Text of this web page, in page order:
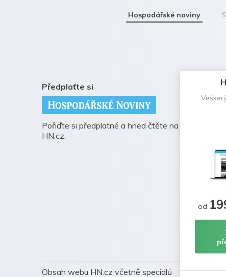
Hospodářské noviny
Předplaťte si
Pořiďte si předplatné a hned čtěte na
HN.cz.
Obsah webu HN.cz včetně speciálů
od